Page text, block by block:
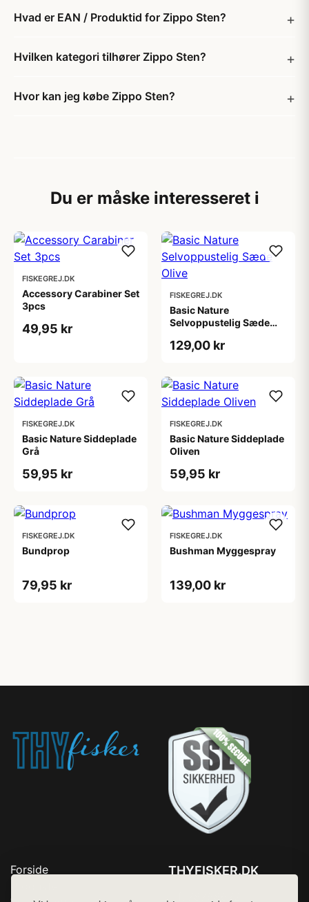
Hvad er EAN / Produktid for Zippo Sten?
Hvilken kategori tilhører Zippo Sten?
Hvor kan jeg købe Zippo Sten?
Du er måske interesseret i
FISKEGREJ.DK
Accessory Carabiner Set
3pcs
49,95 kr
FISKEGREJ.DK
Basic Nature
Selvoppustelig Sæde
129,00 kr
FISKEGREJ.DK
Basic Nature Siddeplade
Grå
59,95 kr
FISKEGREJ.DK
Basic Nature Siddeplade
Oliven
59,95 kr
FISKEGREJ.DK
Bundprop
79,95 kr
FISKEGREJ.DK
Bushman Myggespray
139,00 kr
Forside
THYFISKER.DK